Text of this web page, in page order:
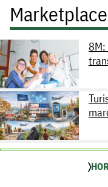
Marketplace